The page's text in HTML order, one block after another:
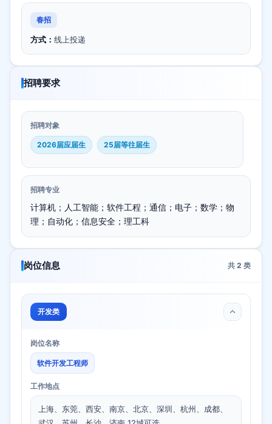
春招
方式： 线上投递
招聘要求
招聘对象
2026届应届生 25届等往届生
招聘专业
计算机；人工智能；软件工程；通信；电子；数学；物
理；自动化；信息安全；理工科
岗位信息 共 2 类
开发类
岗位名称
软件开发工程师
工作地点
上海、东莞、西安、南京、北京、深圳、杭州、成都、